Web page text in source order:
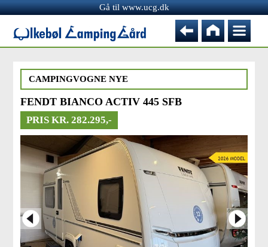
Gå til www.ucg.dk
CAMPINGVOGNE NYE
FENDT BIANCO ACTIV 445 SFB
PRIS KR. 282.295,-